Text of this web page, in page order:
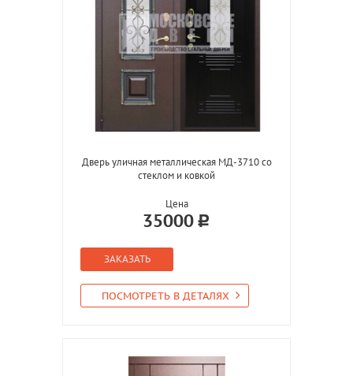
Дверь уличная металлическая МД-3710 со
стеклом и ковкой
Цена
35000
ЗАКАЗАТЬ
ПОСМОТРЕТЬ В ДЕТАЛЯХ